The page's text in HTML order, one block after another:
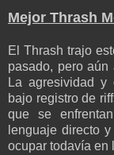
Mejor Thrash
El Thrash trajo
pasado, pero
La agresividad y
bajo registro de
que se
lenguaje directo
ocupar todavía en